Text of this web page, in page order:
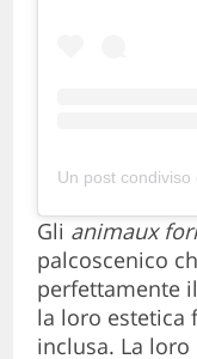
Gli animaux
palcoscenico
perfettamente
la loro estetica
inclusa. La